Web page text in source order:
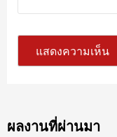
ผลงานที่ผ่านมา